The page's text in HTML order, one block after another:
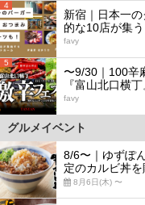
4
新宿｜日本一
的な10店が集
favy
5
〜9/30｜100辛
『富山北口横
favy
グルメイベント
8/6〜｜ゆずぽ
定のカルビ丼を
8月6日(木) 〜